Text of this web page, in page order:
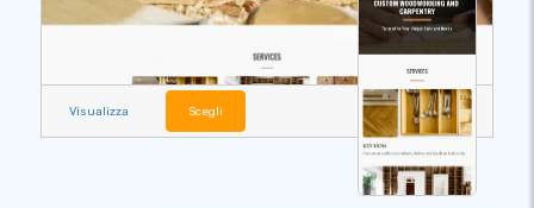
Visualizza Scegli